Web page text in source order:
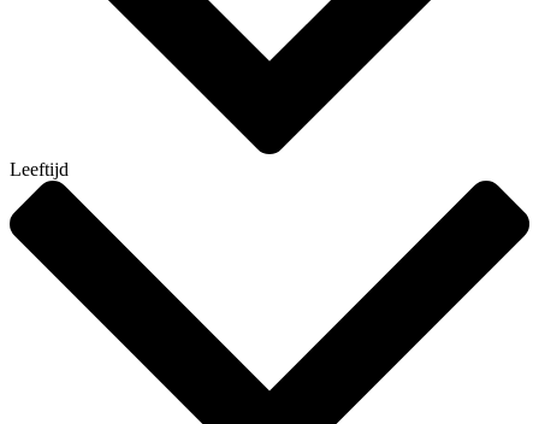
Leeftijd